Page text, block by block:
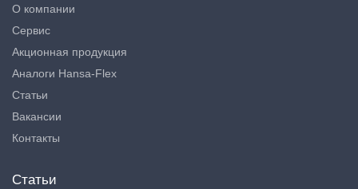
О компании
Сервис
Акционная продукция
Аналоги Hansa-Flex
Статьи
Вакансии
Контакты
Статьи